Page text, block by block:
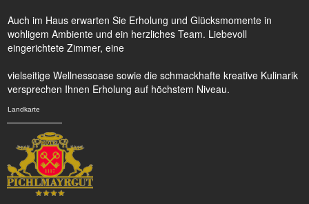
Auch im Haus erwarten Sie Erholung und Glücksmomente in
wohligem Ambiente und ein herzliches Team. Liebevoll
eingerichtete Zimmer, eine
vielseitige Wellnessoase sowie die schmackhafte kreative Kulinarik
versprechen Ihnen Erholung auf höchstem Niveau.
Landkarte